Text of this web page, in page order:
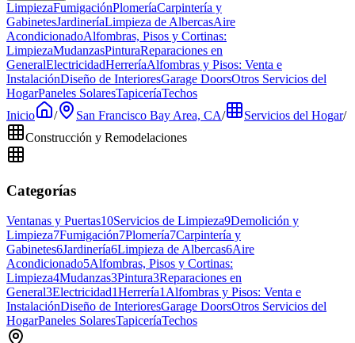
LimpiezaFumigaciónPlomeríaCarpintería y
GabinetesJardineríaLimpieza de AlbercasAire
AcondicionadoAlfombras, Pisos y Cortinas:
LimpiezaMudanzasPinturaReparaciones en
GeneralElectricidadHerreríaAlfombras y Pisos: Venta e
InstalaciónDiseño de InterioresGarage DoorsOtros Servicios del
HogarPaneles SolaresTapiceríaTechos
Inicio
/ San Francisco Bay Area, CA/ Servicios del Hogar/
Construcción y Remodelaciones
Categorías
Ventanas y Puertas10Servicios de Limpieza9Demolición y
Limpieza7Fumigación7Plomería7Carpintería y
Gabinetes6Jardinería6Limpieza de Albercas6Aire
Acondicionado5Alfombras, Pisos y Cortinas:
Limpieza4Mudanzas3Pintura3Reparaciones en
General3Electricidad1Herrería1Alfombras y Pisos: Venta e
InstalaciónDiseño de InterioresGarage DoorsOtros Servicios del
HogarPaneles SolaresTapiceríaTechos